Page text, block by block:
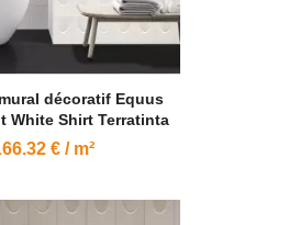
décoratif Equus
White Shirt Terratinta
€ / m²